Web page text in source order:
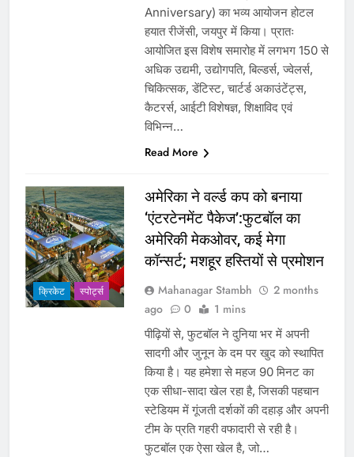
Anniversary) का भव्य आयोजन होटल
हयात रीजेंसी, जयपुर में किया। प्रातः
आयोजित इस विशेष समारोह में लगभग 150 से
अधिक उद्यमी, उद्योगपति, बिल्डर्स, ज्वेलर्स,
चिकित्सक, डेंटिस्ट, चार्टर्ड अकाउंटेंट्स,
कैटरर्स, आईटी विशेषज्ञ, शिक्षाविद एवं
विभिन्न…
Read More
क्रिकेट ‎स्पोर्ट्स
अमेरिका ने वर्ल्ड कप को बनाया
‘एंटरटेनमेंट पैकेज’:फुटबॉल का
अमेरिकी मेकओवर, कई मेगा
कॉन्सर्ट; मशहूर हस्तियों से प्रमोशन
Mahanagar Stambh
2 months
ago
0 1 mins
पीढ़ियों से, फुटबॉल ने दुनिया भर में अपनी
सादगी और जुनून के दम पर खुद को स्थापित
किया है। यह हमेशा से महज 90 मिनट का
एक सीधा-सादा खेल रहा है, जिसकी पहचान
स्टेडियम में गूंजती दर्शकों की दहाड़ और अपनी
टीम के प्रति गहरी वफादारी से रही है।
फुटबॉल एक ऐसा खेल है, जो…